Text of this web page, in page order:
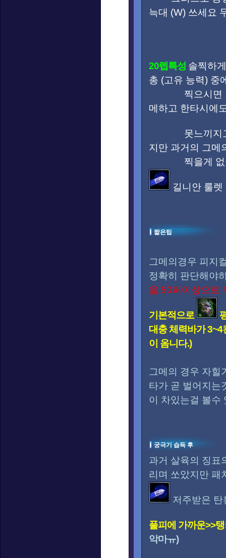
늑대 (W) 쓰세요
20렙특성 솔찍하
총 (고유 능력) 중
찍으시면 되지
메하고 한타시에
못느끼지고
지만 과거의 그메
찍을게 없어서
길니안 룰
짧은팁
그메의경우 피지
정확히 판단해야
을 50퍼이상으로
기본적으로
대충 체력바가
이 옴니다.)
그메의 경우 자힐
타가 곧 벌어지는
이 차있는걸 볼수
궁극기 습득 후
과거 살육의 징표
리며 쏘았지만 패
저주받은 탄
풀피에 가까운>>
악마ㅠ)